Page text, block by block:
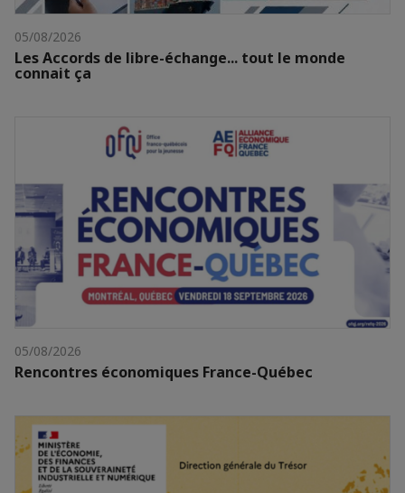
05/08/2026
Les Accords de libre-échange... tout le monde
connait ça
05/08/2026
Rencontres économiques France-Québec